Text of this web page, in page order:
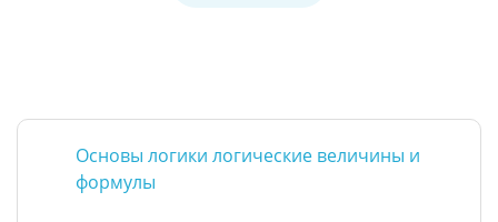
Основы логики логические величины и
формулы